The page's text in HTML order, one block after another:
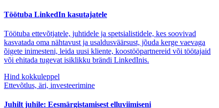
Töötuba LinkedIn kasutajatele
Töötuba ettevõtjatele, juhtidele ja spetsialistidele, kes soovivad
kasvatada oma nähtavust ja usaldusväärsust, jõuda kerge vaevaga
õigete inimesteni, leida uusi kliente, koostööpartnereid või töötajaid
või ehitada tugevat isiklikku brändi LinkedInis.
Hind kokkuleppel
Ettevõtlus, äri, investeerimine
Juhilt juhile: Eesmärgistamisest elluviimiseni